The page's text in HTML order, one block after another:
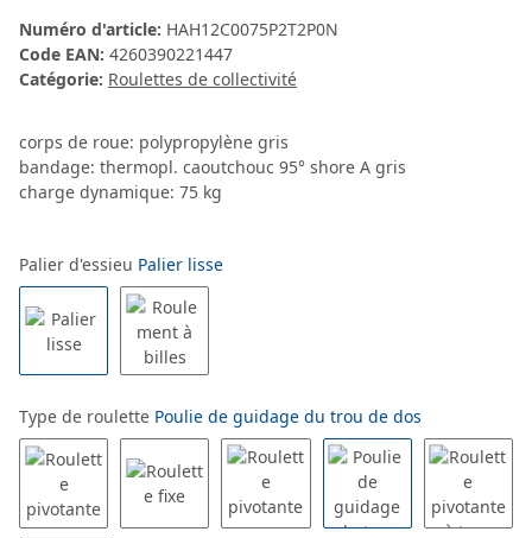
Numéro d'article: HAH12C0075P2T2P0N
Code EAN: 4260390221447
Catégorie: Roulettes de collectivité
corps de roue: polypropylène gris
bandage: thermopl. caoutchouc 95° shore A gris
charge dynamique: 75 kg
Palier d'essieu Palier lisse
Type de roulette Poulie de guidage du trou de dos